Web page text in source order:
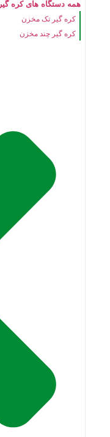
همه دستگاه های کره گیر
کره گیر تک مخزن
کره گیر چند مخزن